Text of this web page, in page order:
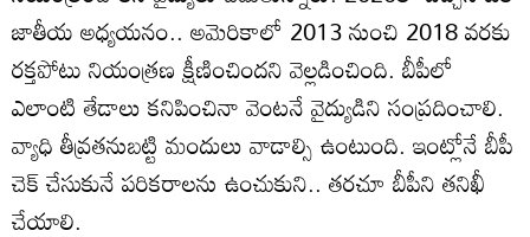
జాతీయ అధ్యయనం.. అమెరికాలో 2013 నుంచి 2018 వరకు
రక్తపోటు నియంత్రణ క్షీణించిందని వెల్లడించింది. బీపీలో
ఎలాంటి తేడాలు కనిపించినా వెంటనే వైద్యుడిని సంప్రదించాలి.
వ్యాధి తీవ్రతనుబట్టి మందులు వాడాల్సి ఉంటుంది. ఇంట్లోనే బీపీ
చెక్ చేసుకునే పరికరాలను ఉంచుకుని.. తరచూ బీపీని తనిఖీ
చేయాలి.